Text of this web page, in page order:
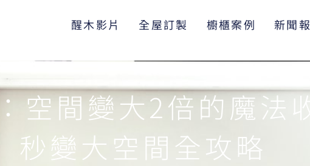
醒木影片 全屋訂製 櫥櫃案例 新聞
空間變大2倍的魔法
秒變大空間全攻略